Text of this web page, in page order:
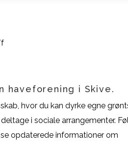
f
haveforening i Skive.
hvor du kan dyrke egne
i sociale arrangementer.
opdaterede informationer om